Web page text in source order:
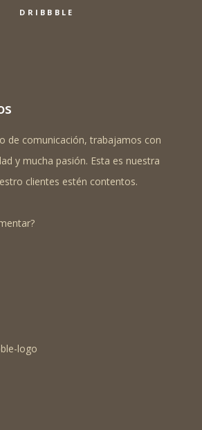
DRIBBBLE
de comunicación, trabajamos con
y mucha pasión. Esta es nuestra
clientes estén contentos.